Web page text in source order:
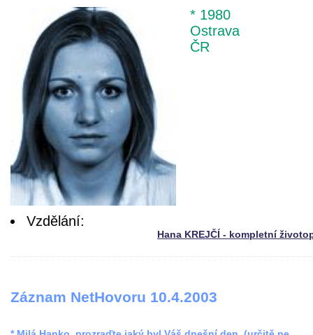
* 1980
Ostrava
ČR
Vzdělání:
Hana KREJČÍ - kompletní
Záznam NetHovoru 10.4.2003